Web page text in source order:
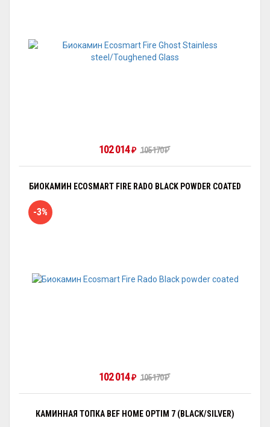
102 014₽ 105 170₽
БИОКАМИН ECOSMART FIRE RADO BLACK POWDER COATED
-3%
102 014₽ 105 170₽
КАМИННАЯ ТОПКА BEF HOME OPTIM 7 (BLACK/SILVER)